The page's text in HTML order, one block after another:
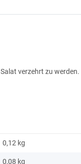
verzehrt zu werden.
0,12 kg
0,08 kg